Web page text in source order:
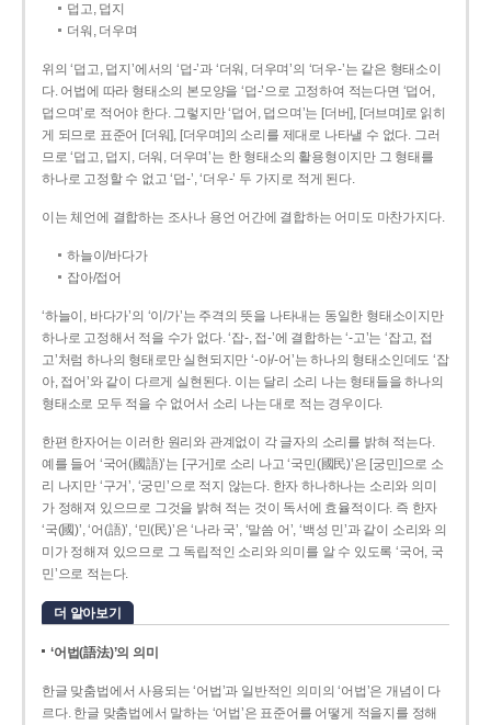
덥고, 덥지
더워, 더우며
위의 ‘덥고, 덥지’에서의 ‘덥-­’과 ‘더워, 더우며’의 ‘더우-­’는 같은 형태소이
다. 어법에 따라 형태소의 본모양을 ‘덥-­’으로 고정하여 적는다면 ‘덥어,
덥으며’로 적어야 한다. 그렇지만 ‘덥어, 덥으며’는 [더버], [더브며]로 읽히
게 되므로 표준어 [더워], [더우며]의 소리를 제대로 나타낼 수 없다. 그러
므로 ‘덥고, 덥지, 더워, 더우며’는 한 형태소의 활용형이지만 그 형태를
하나로 고정할 수 없고 ‘덥-’, ‘더우-’ 두 가지로 적게 된다.
이는 체언에 결합하는 조사나 용언 어간에 결합하는 어미도 마찬가지다.
하늘이/바다가
잡아/접어
‘하늘이, 바다가’의 ‘이/가’는 주격의 뜻을 나타내는 동일한 형태소이지만
하나로 고정해서 적을 수가 없다. ‘잡-, 접-’에 결합하는 ‘-고’는 ‘잡고, 접
고’처럼 하나의 형태로만 실현되지만 ‘-아/-어’는 하나의 형태소인데도 ‘잡
아, 접어’와 같이 다르게 실현된다. 이는 달리 소리 나는 형태들을 하나의
형태소로 모두 적을 수 없어서 소리 나는 대로 적는 경우이다.
한편 한자어는 이러한 원리와 관계없이 각 글자의 소리를 밝혀 적는다.
예를 들어 ‘국어(國語)’는 [구거]로 소리 나고 ‘국민(國民)’은 [궁민]으로 소
리 나지만 ‘구거’, ‘궁민’으로 적지 않는다. 한자 하나하나는 소리와 의미
가 정해져 있으므로 그것을 밝혀 적는 것이 독서에 효율적이다. 즉 한자
‘국(國)’, ‘어(語)’, ‘민(民)’은 ‘나라 국’, ‘말씀 어’, ‘백성 민’과 같이 소리와 의
미가 정해져 있으므로 그 독립적인 소리와 의미를 알 수 있도록 ‘국어, 국
민’으로 적는다.
더 알아보기
‘어법(語法)’의 의미
한글 맞춤법에서 사용되는 ‘어법’과 일반적인 의미의 ‘어법’은 개념이 다
르다. 한글 맞춤법에서 말하는 ‘어법’은 표준어를 어떻게 적을지를 정해